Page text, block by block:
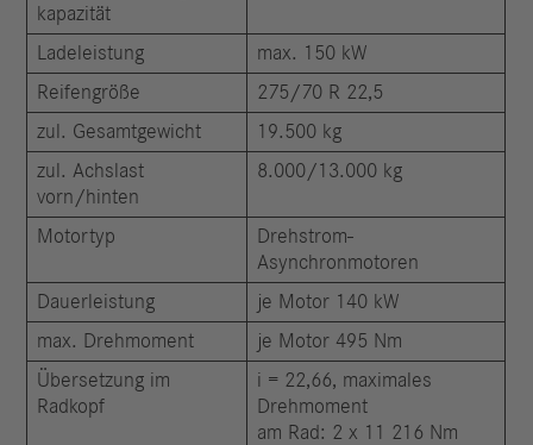
kapazität
Ladeleistung
max. 150 kW
Reifengröße
275/70 R 22,5
zul. Gesamtgewicht
19.500 kg
zul. Achslast
vorn/hinten
8.000/13.000 kg
Motortyp
Drehstrom-
Asynchronmotoren
Dauerleistung
je Motor 140 kW
max. Drehmoment
je Motor 495 Nm
Übersetzung im
Radkopf
i = 22,66, maximales
Drehmoment
am Rad: 2 x 11 216 Nm